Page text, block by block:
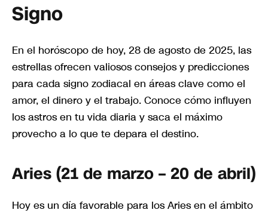
Signo
En el horóscopo de hoy, 28 de agosto de 2025, las
estrellas ofrecen valiosos consejos y predicciones
para cada signo zodiacal en áreas clave como el
amor, el dinero y el trabajo. Conoce cómo influyen
los astros en tu vida diaria y saca el máximo
provecho a lo que te depara el destino.
Aries (21 de marzo – 20 de abril)
Hoy es un día favorable para los Aries en el ámbito